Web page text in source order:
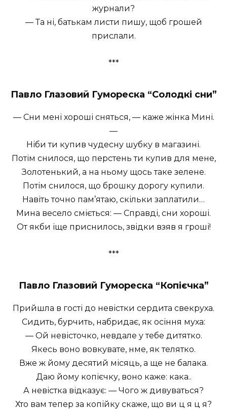
журнали?
— Та ні, батькам листи пишу, щоб грошей
прислали.
***
Павло Глазовий Гумореска “Солодкі сни”
— Сни мені хороші сняться, — каже жінка Мині.
—
Ніби ти купив чудесну шубку в магазині.
Потім снилося, що перстень ти купив для мене,
Золотенький, а на ньому щось таке зелене.
Потім снилося, що брошку дорогу купили.
Навіть точно пам’ятаю, скільки заплатили…
Мина весело сміється: — Справді, сни хороші.
От якби іще приснилось, звідки взяв я гроші!
***
Павло Глазовий Гумореска “Копієчка”
Прийшла в гості до невістки сердита свекруха.
Сидить, бурчить, набридає, як осіння муха:
— Ой невісточко, невдале у тебе дитятко.
Якесь воно вовкувате, нме, як телятко.
Вже ж йому десятий місяць, а ще не балака.
Даю йому копієчку, воно каже: кака..
А невістка відказує: — Чого ж дивуваться?
Хто вам тепер за копійку скаже, що ви ц я ц я?